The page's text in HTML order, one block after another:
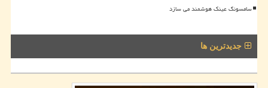
سامسونگ عینک هوشمند می سازد
جدیدترین ها